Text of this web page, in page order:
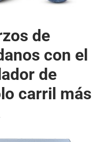
de
con el
de
carril más